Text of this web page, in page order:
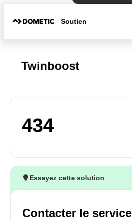
Soutien
Twinboost
434
Essayez cette solution
Contacter le service